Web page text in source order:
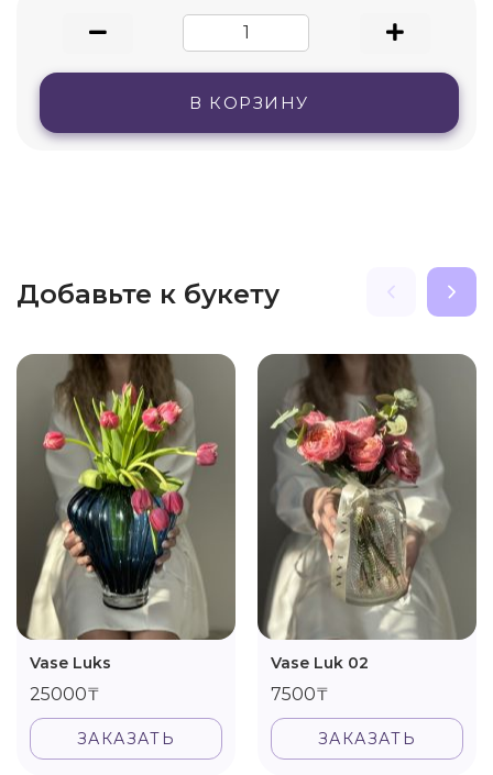
В КОРЗИНУ
Добавьте к букету
Vase Luks
25000₸
ЗАКАЗАТЬ
Vase Luk 02
7500₸
ЗАКАЗАТЬ